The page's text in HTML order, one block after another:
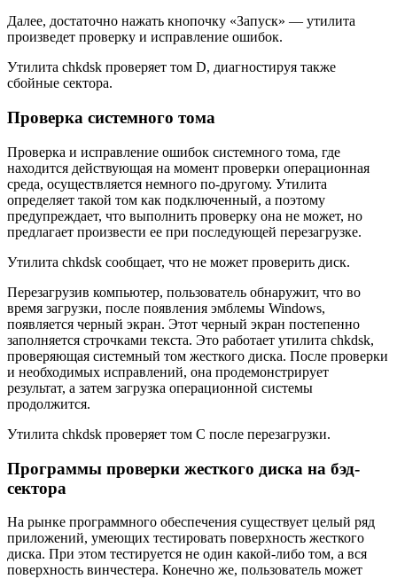
Далее, достаточно нажать кнопочку «Запуск» — утилита
произведет проверку и исправление ошибок.
Утилита chkdsk проверяет том D, диагностируя также
сбойные сектора.
Проверка системного тома
Проверка и исправление ошибок системного тома, где
находится действующая на момент проверки операционная
среда, осуществляется немного по-другому. Утилита
определяет такой том как подключенный, а поэтому
предупреждает, что выполнить проверку она не может, но
предлагает произвести ее при последующей перезагрузке.
Утилита chkdsk сообщает, что не может проверить диск.
Перезагрузив компьютер, пользователь обнаружит, что во
время загрузки, после появления эмблемы Windows,
появляется черный экран. Этот черный экран постепенно
заполняется строчками текста. Это работает утилита chkdsk,
проверяющая системный том жесткого диска. После проверки
и необходимых исправлений, она продемонстрирует
результат, а затем загрузка операционной системы
продолжится.
Утилита chkdsk проверяет том С после перезагрузки.
Программы проверки жесткого диска на бэд-
сектора
На рынке программного обеспечения существует целый ряд
приложений, умеющих тестировать поверхность жесткого
диска. При этом тестируется не один какой-либо том, а вся
поверхность винчестера. Конечно же, пользователь может